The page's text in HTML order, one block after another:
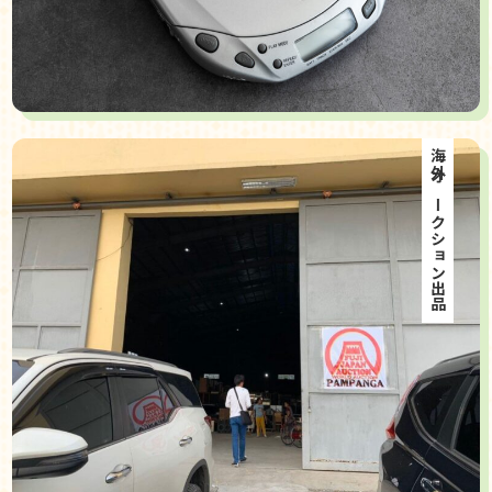
海外オークション出品